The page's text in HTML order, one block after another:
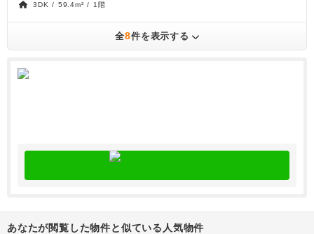
3DK / 59.4m² / 1階
全8件を表示する
あなたが閲覧した物件と似ている人気物件